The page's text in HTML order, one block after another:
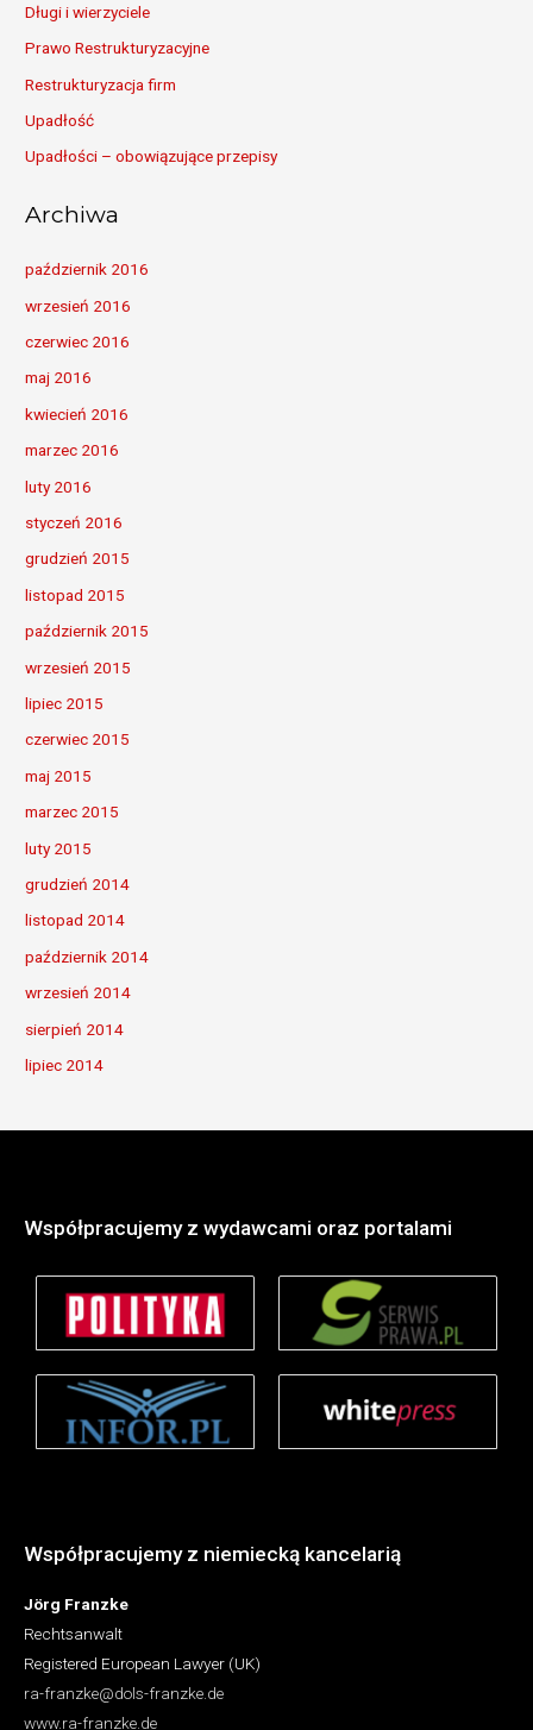
Długi i wierzyciele
Prawo Restrukturyzacyjne
Restrukturyzacja firm
Upadłość
Upadłości – obowiązujące przepisy
Archiwa
październik 2016
wrzesień 2016
czerwiec 2016
maj 2016
kwiecień 2016
marzec 2016
luty 2016
styczeń 2016
grudzień 2015
listopad 2015
październik 2015
wrzesień 2015
lipiec 2015
czerwiec 2015
maj 2015
marzec 2015
luty 2015
grudzień 2014
listopad 2014
październik 2014
wrzesień 2014
sierpień 2014
lipiec 2014
Współpracujemy z wydawcami oraz portalami
Współpracujemy z niemiecką kancelarią
Jörg Franzke
Rechtsanwalt
Registered European Lawyer (UK)
ra-franzke@dols-franzke.de
www.ra-franzke.de